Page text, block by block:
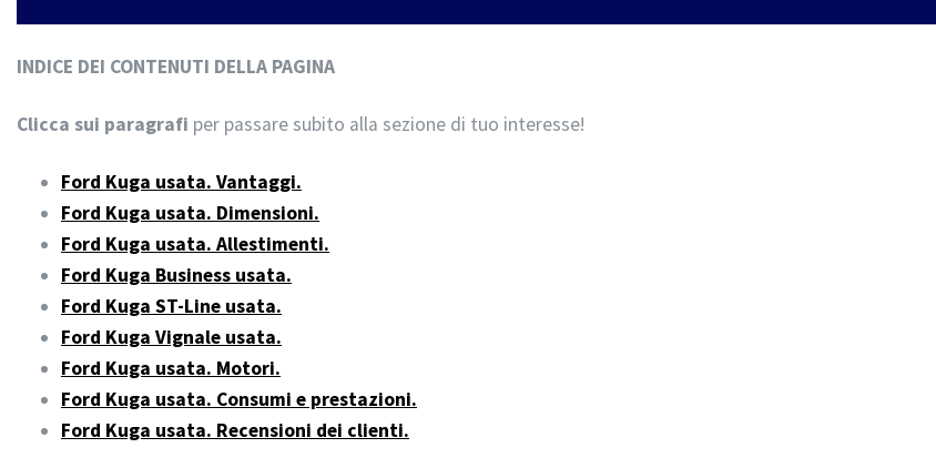
INDICE DEI CONTENUTI DELLA PAGINA
Clicca sui paragrafi per passare subito alla sezione di tuo interesse!
Ford Kuga usata. Vantaggi.
Ford Kuga usata. Dimensioni.
Ford Kuga usata. Allestimenti.
Ford Kuga Business usata.
Ford Kuga ST-Line usata.
Ford Kuga Vignale usata.
Ford Kuga usata. Motori.
Ford Kuga usata. Consumi e prestazioni.
Ford Kuga usata. Recensioni dei clienti.